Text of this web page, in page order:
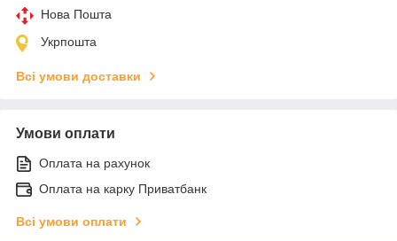
Нова Пошта
Укрпошта
Всі умови доставки
Умови оплати
Оплата на рахунок
Оплата на карку Приватбанк
Всі умови оплати